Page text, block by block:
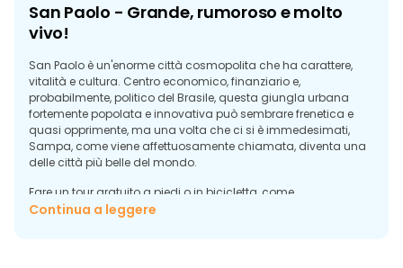
San Paolo - Grande, rumoroso e molto
vivo!
San Paolo è un'enorme città cosmopolita che ha carattere,
vitalità e cultura. Centro economico, finanziario e,
probabilmente, politico del Brasile, questa giungla urbana
fortemente popolata e innovativa può sembrare frenetica e
quasi opprimente, ma una volta che ci si è immedesimati,
Sampa, come viene affettuosamente chiamata, diventa una
delle città più belle del mondo.
Fare un tour gratuito a piedi o in bicicletta, come
raccomandato su FreeTour.com, è senza dubbio la migliore
Continua a leggere